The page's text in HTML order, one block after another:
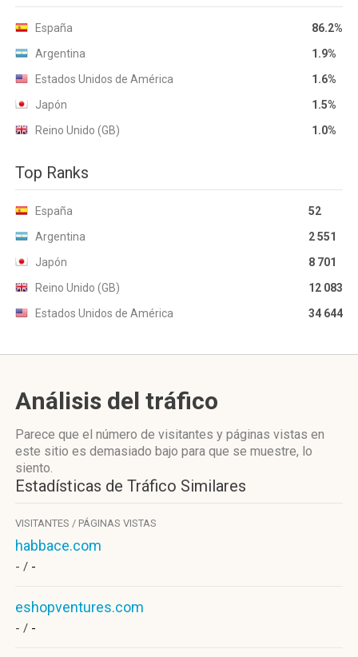
España
86.2%
Argentina
1.9%
Estados Unidos de América
1.6%
Japón
1.5%
Reino Unido (GB)
1.0%
Top Ranks
España
52
Argentina
2 551
Japón
8 701
Reino Unido (GB)
12 083
Estados Unidos de América
34 644
Análisis del tráfico
Parece que el número de visitantes y páginas vistas en
este sitio es demasiado bajo para que se muestre, lo
siento.
Estadísticas de Tráfico Similares
VISITANTES / PÁGINAS VISTAS
habbace.com
- / -
eshopventures.com
- / -